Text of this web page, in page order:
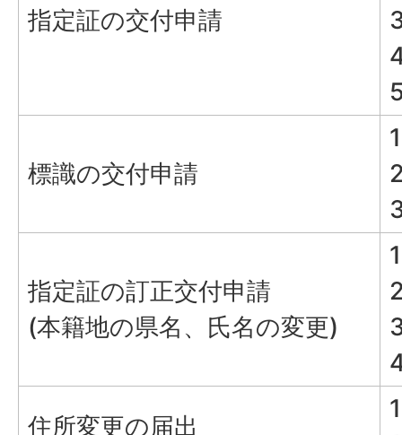
指定証の交付申請
標識の交付申請
指定証の訂正交付申請
(本籍地の県名、氏名の変更)
住所変更の届出